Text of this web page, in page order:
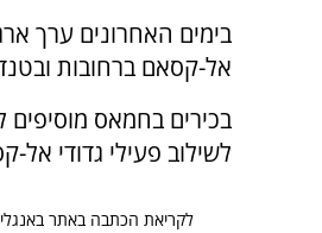
בימים האחרונים ערך
אל-קסאם ברחובות
בכירים בחמאס
לשילוב פעילי גדודי
לקריאת הכתבה באתר